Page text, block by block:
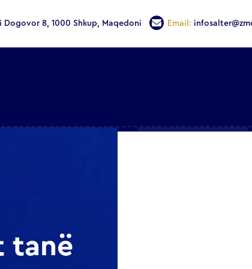
Dogovor 8, 1000 Shkup, Maqedoni Email:
tanë